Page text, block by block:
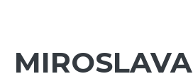
MIROSLAVA